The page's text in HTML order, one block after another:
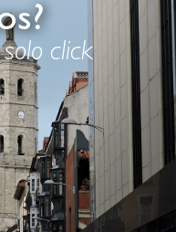
click